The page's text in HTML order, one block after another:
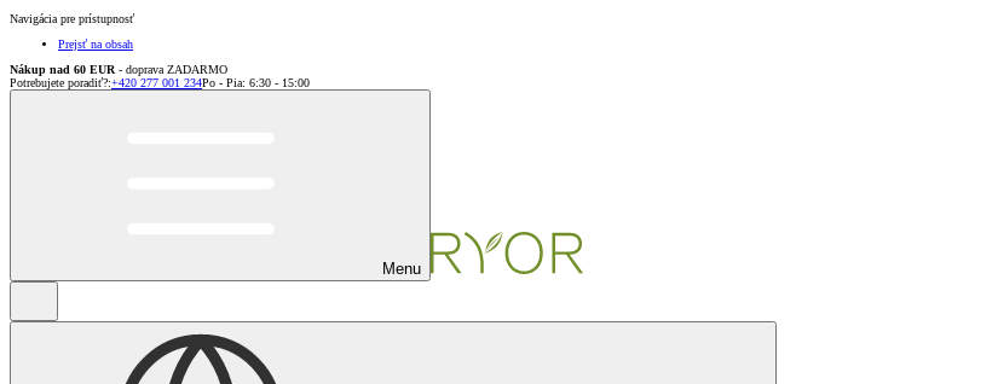
Navigácia pre prístupnosť
Prejsť na obsah
Nákup nad 60 EUR - doprava ZADARMO
Potrebujete poradiť?:+420 277 001 234Po - Pia: 6:30 - 15:00
Menu